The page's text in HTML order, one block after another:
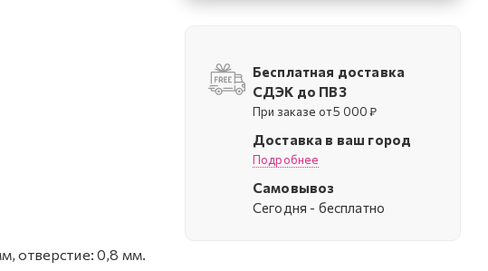
отверстие: 0,8 мм.
Бесплатная доставка
СДЭК до ПВЗ
При заказе от 5 000 ₽
Доставка в ваш город
Подробнее
Самовывоз
Cегодня - бесплатно